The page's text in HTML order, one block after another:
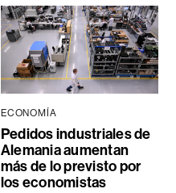
ECONOMÍA
Pedidos industriales de
Alemania aumentan
más de lo previsto por
los economistas